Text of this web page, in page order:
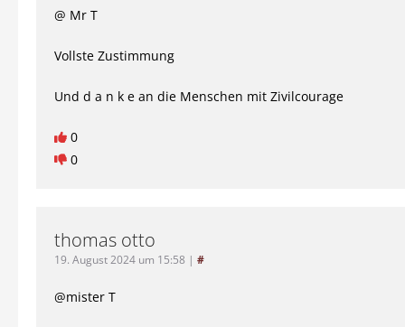
@ Mr T
Vollste Zustimmung
Und d a n k e an die Menschen mit Zivilcourage
0
0
thomas otto
19. August 2024 um 15:58 | #
@mister T